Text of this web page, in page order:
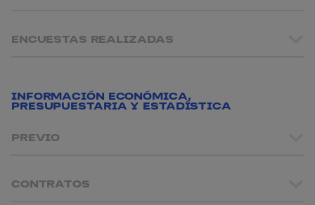
ENCUESTAS REALIZADAS
INFORMACIÓN ECONÓMICA,
PRESUPUESTARIA Y ESTADÍSTICA
PREVIO
CONTRATOS